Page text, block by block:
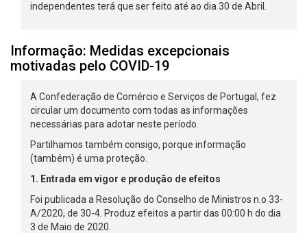
independentes terá que ser feito até ao dia 30 de Abril.
Informação: Medidas excepcionais
motivadas pelo COVID-19
A Confederação de Comércio e Serviços de Portugal, fez
circular um documento com todas as informações
necessárias para adotar neste período.
Partilhamos também consigo, porque informação
(também) é uma proteção.
1. Entrada em vigor e produção de efeitos
Foi publicada a Resolução do Conselho de Ministros n.o 33-
A/2020, de 30-4. Produz efeitos a partir das 00:00 h do dia
3 de Maio de 2020.